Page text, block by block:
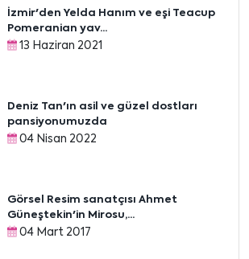
İzmir'den Yelda Hanım ve eşi Teacup
Pomeranian yav...
13 Haziran 2021
Deniz Tan'ın asil ve güzel dostları
pansiyonumuzda
04 Nisan 2022
Görsel Resim sanatçısı Ahmet
Güneştekin'in Mirosu,...
04 Mart 2017